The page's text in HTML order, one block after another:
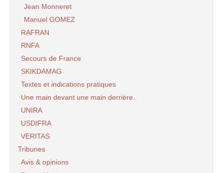
Jean Monneret
Manuel GOMEZ
RAFRAN
RNFA
Secours de France
SKIKDAMAG
Textes et indications pratiques
Une main devant une main derrière..
UNIRA
USDIFRA
VERITAS
Tribunes
Avis & opinions